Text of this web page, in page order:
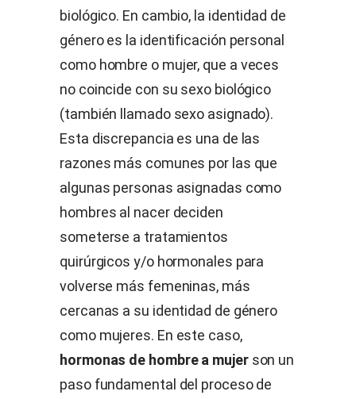
biológico. En cambio, la identidad de
género es la identificación personal
como hombre o mujer, que a veces
no coincide con su sexo biológico
(también llamado sexo asignado).
Esta discrepancia es una de las
razones más comunes por las que
algunas personas asignadas como
hombres al nacer deciden
someterse a tratamientos
quirúrgicos y/o hormonales para
volverse más femeninas, más
cercanas a su identidad de género
como mujeres. En este caso,
hormonas de hombre a mujerson un
paso fundamental del proceso de